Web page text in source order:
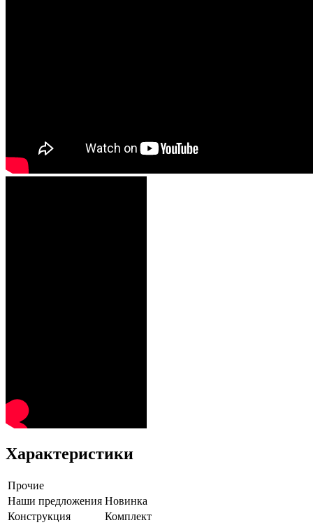
Характеристики
Прочие
Наши предложения Новинка
Конструкция
Комплект